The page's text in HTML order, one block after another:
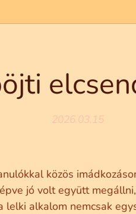
2026.03.15
közös
jó volt együtt
lelki alkalom nemcsak